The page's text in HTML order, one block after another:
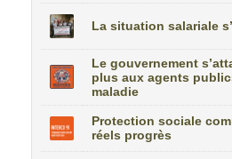
La situation salariale
Le gouvernement
plus aux agents
maladie
Protection sociale
réels progrès